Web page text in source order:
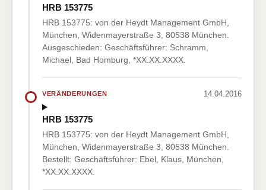
HRB 153775
HRB 153775: von der Heydt Management GmbH,
München, Widenmayerstraße 3, 80538 München.
Ausgeschieden: Geschäftsführer: Schramm,
Michael, Bad Homburg, *XX.XX.XXXX.
VERÄNDERUNGEN 14.04.2016
HRB 153775
HRB 153775: von der Heydt Management GmbH,
München, Widenmayerstraße 3, 80538 München.
Bestellt: Geschäftsführer: Ebel, Klaus, München,
*XX.XX.XXXX.